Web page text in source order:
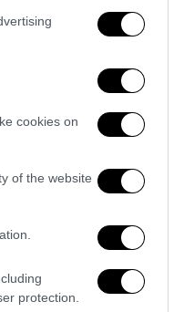
cookies on
of the website
protection.
από
έχει
που